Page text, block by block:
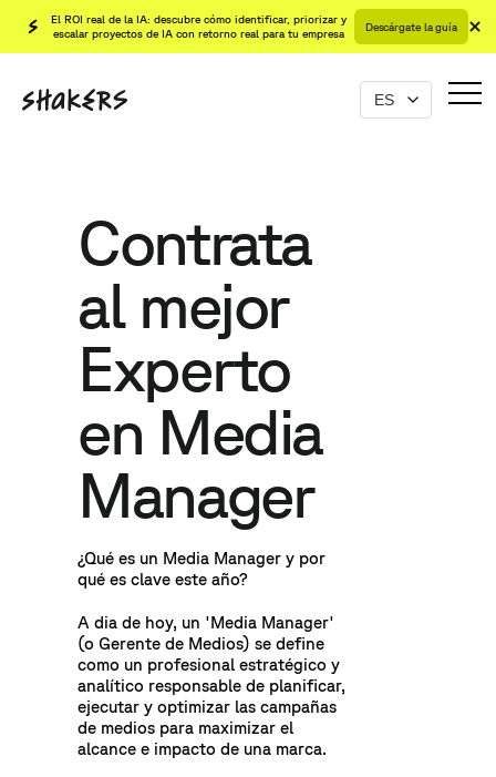
El ROI real de la IA: descubre cómo identificar, priorizar y
escalar proyectos de IA con retorno real para tu empresa
Descárgate la guía
Contrata
al mejor
Experto
en Media
Manager
¿Qué es un Media Manager y por
qué es clave este año?
A dia de hoy, un 'Media Manager'
(o Gerente de Medios) se define
como un profesional estratégico y
analítico responsable de planificar,
ejecutar y optimizar las campañas
de medios para maximizar el
alcance e impacto de una marca.